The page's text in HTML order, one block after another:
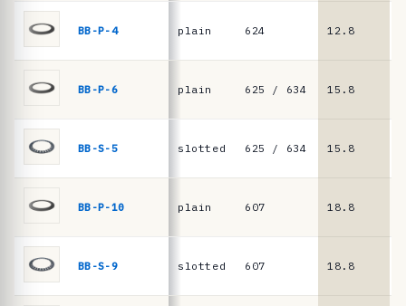
n
i
m
e
BB-P-4 plain 624 12.8
BB-P-6 plain 625 / 634 15.8
BB-S-5 slotted 625 / 634 15.8
BB-P-10 plain 607 18.8
BB-S-9 slotted 607 18.8